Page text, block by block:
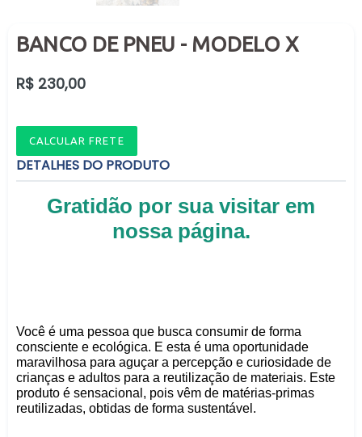
BANCO DE PNEU - MODELO X
Preço
R$ 230,00
CALCULAR FRETE
DETALHES DO PRODUTO
Gratidão por sua visitar em
nossa página.
Você é uma pessoa que busca consumir de forma
consciente e ecológica. E esta é uma oportunidade
maravilhosa para aguçar a percepção e curiosidade de
crianças e adultos para a reutilização de materiais. Este
produto é sensacional, pois vêm de matérias-primas
reutilizadas, obtidas de forma sustentável.